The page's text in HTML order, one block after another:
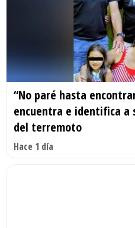
“No paré hasta
encuentra e identifica a
del terremoto
Hace 1 día